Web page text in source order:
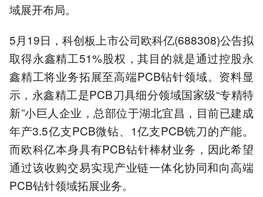
域展开布局。
5月19日，科创板上市公司欧科亿(688308)公告拟
取得永鑫精工51%股权，其目的就是通过控股永
鑫精工将业务拓展至高端PCB钻针领域。资料显
示，永鑫精工是PCB刀具细分领域国家级“专精特
新”小巨人企业，总部位于湖北宜昌，目前已建成
年产3.5亿支PCB微钻、1亿支PCB铣刀的产能。
而欧科亿本身具有PCB钻针棒材业务，因此希望
通过该收购交易实现产业链一体化协同和向高端
PCB钻针领域拓展业务。